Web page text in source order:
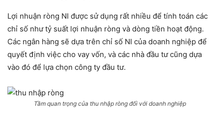
Lợi nhuận ròng NI được sử dụng rất nhiều để tính toán các
chỉ số như tỷ suất lợi nhuận ròng và dòng tiền hoạt động.
Các ngân hàng sẽ dựa trên chỉ số NI của doanh nghiệp để
quyết định việc cho vay vốn, và các nhà đầu tư cũng dựa
vào đó để lựa chọn công ty đầu tư.
Tầm quan trọng của thu nhập ròng đối với doanh nghiệp